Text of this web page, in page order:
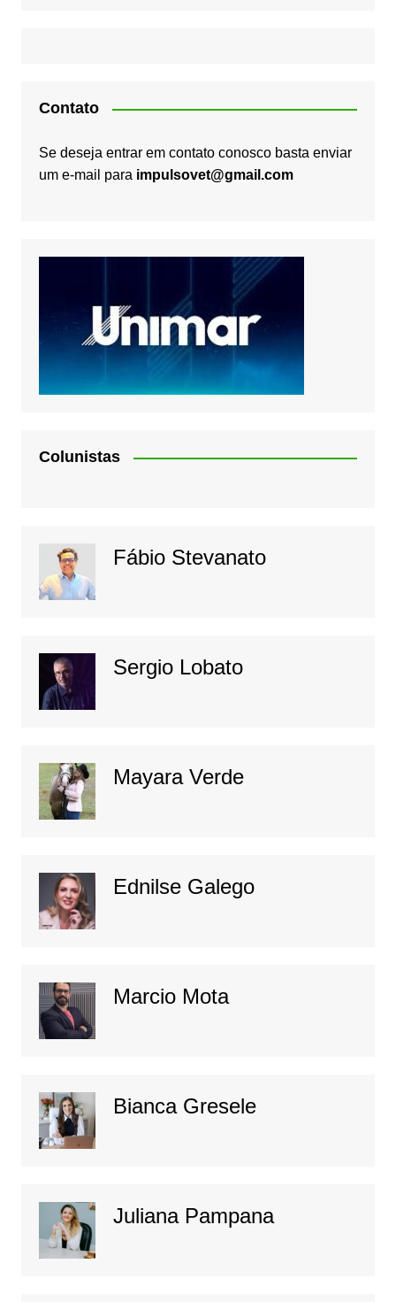
Contato
Se deseja entrar em contato conosco basta enviar
um e-mail para impulsovet@gmail.com
Colunistas
Fábio Stevanato
Sergio Lobato
Mayara Verde
Ednilse Galego
Marcio Mota
Bianca Gresele
Juliana Pampana